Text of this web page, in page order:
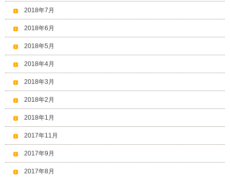
2018年7月
2018年6月
2018年5月
2018年4月
2018年3月
2018年2月
2018年1月
2017年11月
2017年9月
2017年8月